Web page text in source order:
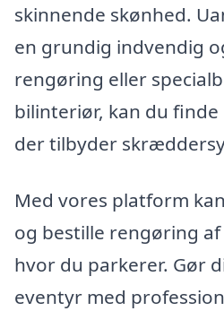
skinnende skønhed.
en grundig indvendig
rengøring eller
bilinteriør, kan du finde
der tilbyder
Med vores platform
og bestille rengøring
hvor du parkerer. Gør
eventyr med